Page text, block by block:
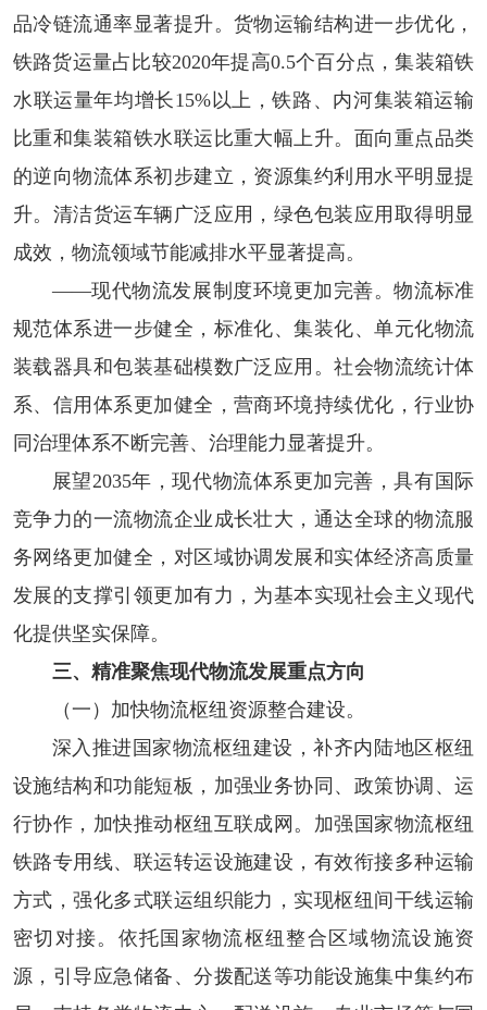
品冷链流通率显著提升。货物运输结构进一步优化，
铁路货运量占比较2020年提高0.5个百分点，集装箱铁
水联运量年均增长15%以上，铁路、内河集装箱运输
比重和集装箱铁水联运比重大幅上升。面向重点品类
的逆向物流体系初步建立，资源集约利用水平明显提
升。清洁货运车辆广泛应用，绿色包装应用取得明显
成效，物流领域节能减排水平显著提高。
——现代物流发展制度环境更加完善。物流标准
规范体系进一步健全，标准化、集装化、单元化物流
装载器具和包装基础模数广泛应用。社会物流统计体
系、信用体系更加健全，营商环境持续优化，行业协
同治理体系不断完善、治理能力显著提升。
展望2035年，现代物流体系更加完善，具有国际
竞争力的一流物流企业成长壮大，通达全球的物流服
务网络更加健全，对区域协调发展和实体经济高质量
发展的支撑引领更加有力，为基本实现社会主义现代
化提供坚实保障。
三、精准聚焦现代物流发展重点方向
（一）加快物流枢纽资源整合建设。
深入推进国家物流枢纽建设，补齐内陆地区枢纽
设施结构和功能短板，加强业务协同、政策协调、运
行协作，加快推动枢纽互联成网。加强国家物流枢纽
铁路专用线、联运转运设施建设，有效衔接多种运输
方式，强化多式联运组织能力，实现枢纽间干线运输
密切对接。依托国家物流枢纽整合区域物流设施资
源，引导应急储备、分拨配送等功能设施集中集约布